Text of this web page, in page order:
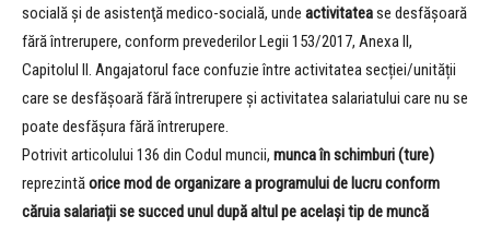
socială şi de asistenţă medico-socială, unde activitatease desfăşoară
fără întrerupere, conform prevederilor Legii 153/2017, Anexa II,
Capitolul II. Angajatorul face confuzie între activitatea secției/unității
care se desfășoară fără întrerupere și activitatea salariatului care nu se
poate desfășura fără întrerupere.
Potrivit articolului 136 din Codul muncii, munca în schimburi (ture)
reprezintăorice mod de organizare a programului de lucru conform
căruia salariații se succed unul după altul pe același tip de muncă